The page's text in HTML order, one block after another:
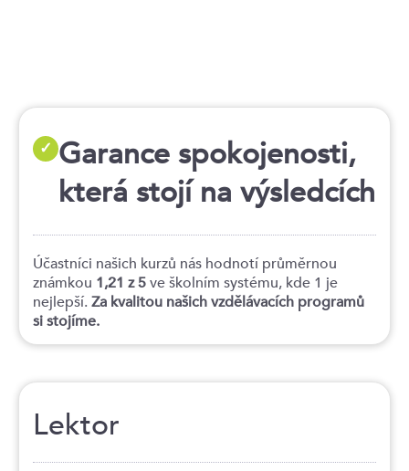
✓ Garance spokojenosti,
která stojí na výsledcích
Účastníci našich kurzů nás hodnotí průměrnou
známkou 1,21 z 5ve školním systému, kde 1 je
nejlepší. Za kvalitou našich vzdělávacích programů
si stojíme.
Lektor